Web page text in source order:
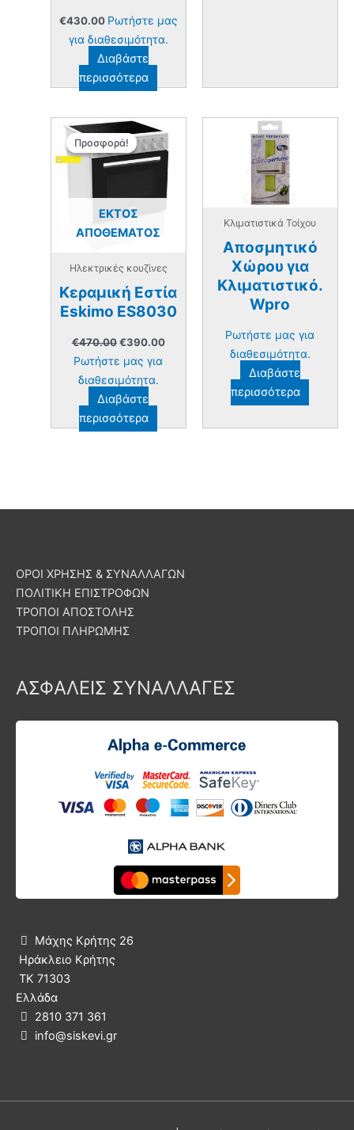
€430.00 Ρωτήστε μας
για διαθεσιμότητα.
Διαβάστε
περισσότερα
Προσφορά!
ΕΚΤΌΣ
ΑΠΟΘΈΜΑΤΟΣ
Προσφορά!
Ηλεκτρικές κουζίνες
Κεραμική Εστία
Eskimo ES8030
€470.00Original
was:
€470.00.
€390.00Η
Ρωτήστε μας για
διαθεσιμότητα.
Διαβάστε
περισσότερα
Κλιματιστικά Τοίχου
Αποσμητικό
Χώρου για
Κλιματιστικό.
Wpro
Ρωτήστε μας για
διαθεσιμότητα.
Διαβάστε
περισσότερα
ΟΡΟΙ ΧΡΗΣΗΣ & ΣΥΝΑΛΛΑΓΩΝ
ΠΟΛΙΤΙΚΗ ΕΠΙΣΤΡΟΦΩΝ
ΤΡΟΠΟΙ ΑΠΟΣΤΟΛΗΣ
ΤΡΟΠΟΙ ΠΛΗΡΩΜΗΣ
ΑΣΦΑΛΕΙΣ ΣΥΝΑΛΛΑΓΕΣ

Μάχης Κρήτης 26
Ηράκλειο Κρήτης
ΤΚ 71303
Ελλάδα
 2810 371 361
 info@siskevi.gr